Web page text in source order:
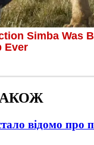
відомо про